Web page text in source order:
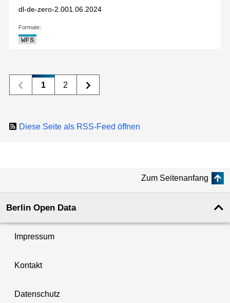
dl-de-zero-2.001.06.2024
Formate:
WFS
1 2
Diese Seite als RSS-Feed öffnen
Zum Seitenanfang
Berlin Open Data
Impressum
Kontakt
Datenschutz